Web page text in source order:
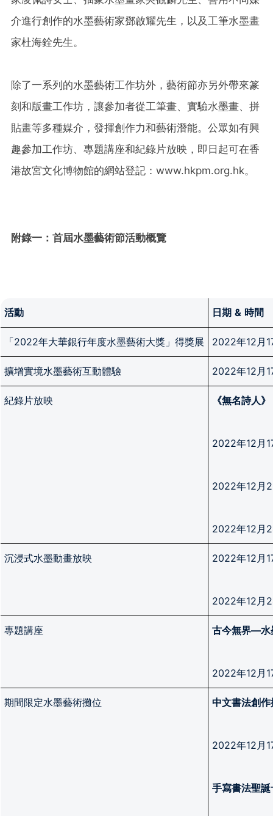
介進行創作的水墨藝術家鄧啟耀先生，以及工筆水墨畫
家杜海銓先生。
除了一系列的水墨藝術工作坊外，藝術節亦另外帶來篆
刻和版畫工作坊，讓參加者從工筆畫、實驗水墨畫、拼
貼畫等多種媒介，發揮創作力和藝術潛能。公眾如有興
趣參加工作坊、專題講座和紀錄片放映，即日起可在香
港故宮文化博物館的網站登記：www.hkpm.org.hk。
附錄一：首屆水墨藝術節活動概覽
活動 日期 & 時間
「2022年大華銀行年度水墨藝術大獎」得獎展 2022年12月
擴增實境水墨藝術互動體驗 2022年12月
紀錄片放映 《無名詩人》
2022年12月
2022年12月
2022年12月
沉浸式水墨動畫放映 2022年12月
2022年12月
專題講座 古今無界—
2022年12月
期間限定水墨藝術攤位 中文書法創作
2022年12月
手寫書法聖